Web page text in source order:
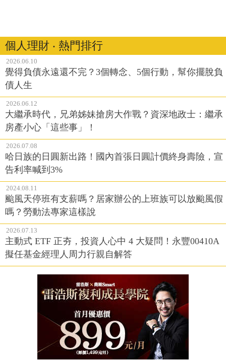
個人理財 ‧ 熱門排行
2026.06.10
覺得負債永遠還不完？3個轉念、5個行動，幫你擺脫負
債人生
2026.06.12
大繼承時代，兄弟姊妹搶房大作戰？資深地政士：繼承
房產小心「這些事」！
2026.07.08
哈日族的日圓新出路！國內首張日圓計價終身壽險，宣
告利率喊到3%
2024.08.11
颱風天停班有支薪嗎？居家辦公的上班族可以放颱風假
嗎？勞動法專家這樣說
2026.07.13
主動式 ETF 正夯，投資人心中 4 大疑問！永豐00410A
擬任基金經理人周力行親自解答